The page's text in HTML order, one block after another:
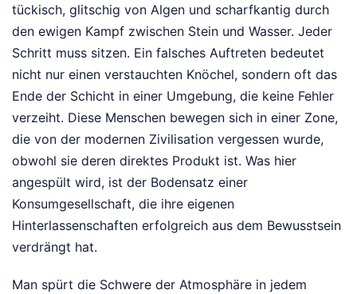
tückisch, glitschig von Algen und scharfkantig durch
den ewigen Kampf zwischen Stein und Wasser. Jeder
Schritt muss sitzen. Ein falsches Auftreten bedeutet
nicht nur einen verstauchten Knöchel, sondern oft das
Ende der Schicht in einer Umgebung, die keine Fehler
verzeiht. Diese Menschen bewegen sich in einer Zone,
die von der modernen Zivilisation vergessen wurde,
obwohl sie deren direktes Produkt ist. Was hier
angespült wird, ist der Bodensatz einer
Konsumgesellschaft, die ihre eigenen
Hinterlassenschaften erfolgreich aus dem Bewusstsein
verdrängt hat.
Man spürt die Schwere der Atmosphäre in jedem